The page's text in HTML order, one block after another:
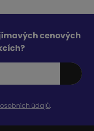
cenových
údajů.